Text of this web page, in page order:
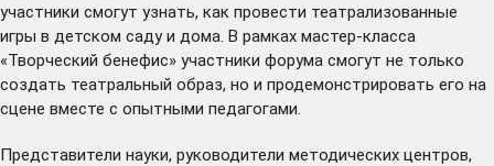
участники смогут узнать, как провести театрализованные
игры в детском саду и дома. В рамках мастер-класса
«Творческий бенефис» участники форума смогут не только
создать театральный образ, но и продемонстрировать его на
сцене вместе с опытными педагогами.
Представители науки, руководители методических центров,